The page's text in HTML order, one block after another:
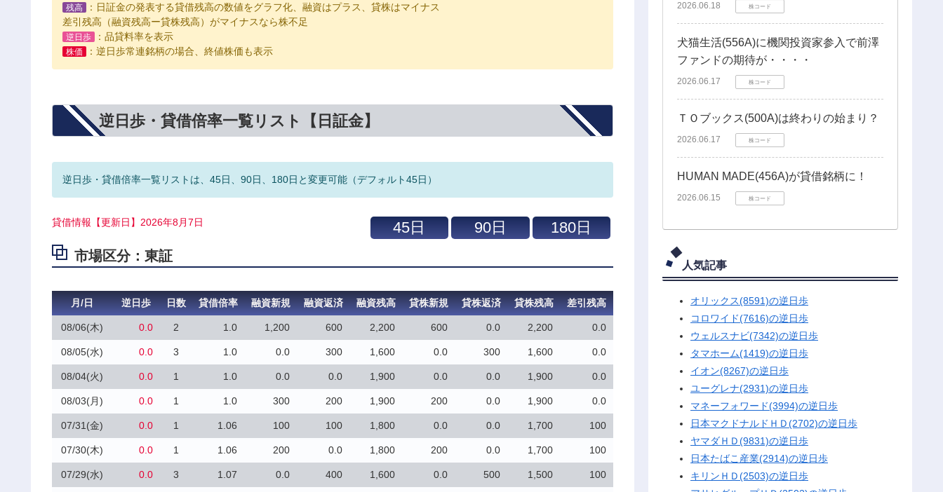
残高
：日証金の発表する貸借残高の数値をグラフ化、融資はプラス、貸株はマイナス
差引残高（融資残高ー貸株残高）がマイナスなら株不足
逆日歩 ：品貸料率を表示
株価 ：逆日歩常連銘柄の場合、終値株価も表示
逆日歩・貸借倍率一覧リスト【日証金】
逆日歩・貸借倍率一覧リストは、45日、90日、180日と変更可能（デフォルト45日）
貸借情報【更新日】2026年8月7日
市場区分：東証
月/日 逆日歩 日数 貸借倍率 融資新規 融資返済 融資残高 貸株新規 貸株返済 貸株残高 差引残高
08/06(木) 0.0 2 1.0 1,200 600 2,200 600 0.0 2,200 0.0
08/05(水) 0.0 3 1.0 0.0 300 1,600 0.0 300 1,600 0.0
08/04(火) 0.0 1 1.0 0.0 0.0 1,900 0.0 0.0 1,900 0.0
08/03(月) 0.0 1 1.0 300 200 1,900 200 0.0 1,900 0.0
07/31(金) 0.0 1 1.06 100 100 1,800 0.0 0.0 1,700 100
07/30(木) 0.0 1 1.06 200 0.0 1,800 200 0.0 1,700 100
07/29(水) 0.0 3 1.07 0.0 400 1,600 0.0 500 1,500 100
2026.06.18 株コード
犬猫生活(556A)に機関投資家参入で前澤
ファンドの期待が・・・・
2026.06.17 株コード
ＴＯブックス(500A)は終わりの始まり？
2026.06.17 株コード
HUMAN MADE(456A)が貸借銘柄に！
2026.06.15 株コード
人気記事
オリックス(8591)の逆日歩
コロワイド(7616)の逆日歩
ウェルスナビ(7342)の逆日歩
タマホーム(1419)の逆日歩
イオン(8267)の逆日歩
ユーグレナ(2931)の逆日歩
マネーフォワード(3994)の逆日歩
日本マクドナルドＨＤ(2702)の逆日歩
ヤマダＨＤ(9831)の逆日歩
日本たばこ産業(2914)の逆日歩
キリンＨＤ(2503)の逆日歩